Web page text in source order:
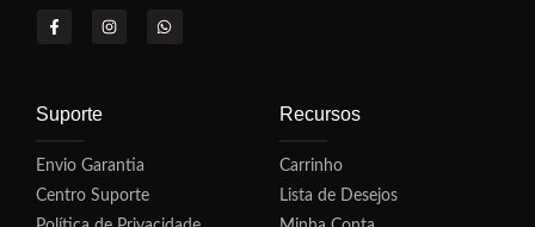
Suporte
Envio Garantia
Centro Suporte
Recursos
Carrinho
Lista de Desejos